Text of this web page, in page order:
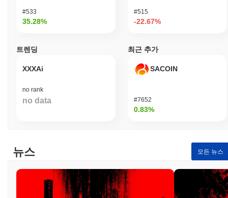
#533
35.28%
#515
-22.67%
트렌딩
XXXAi
no rank
no data
최근 추가
SACOIN
#7652
0.83%
뉴스 모든 뉴스